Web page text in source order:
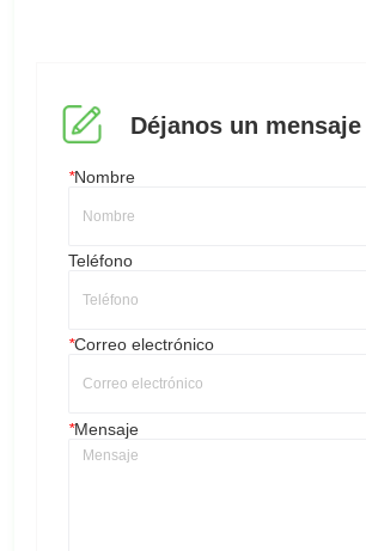
Déjanos un mensaje
*Nombre
Teléfono
*Correo electrónico
*Mensaje